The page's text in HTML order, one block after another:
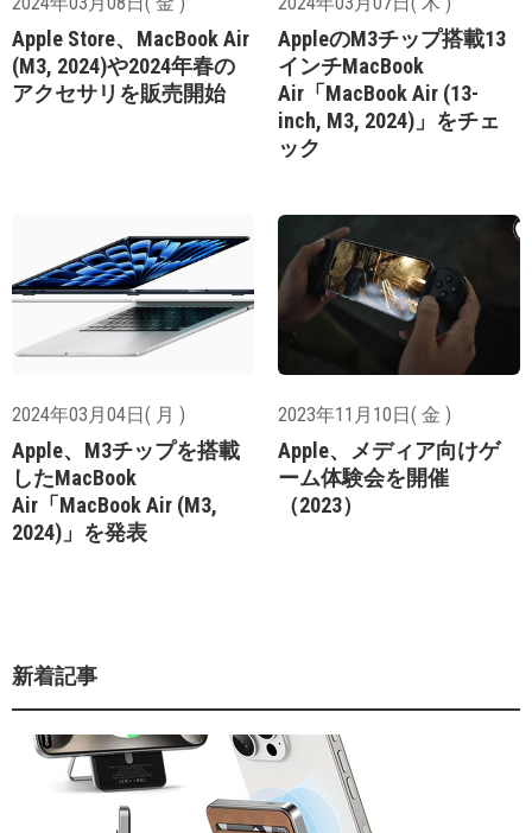
Apple Store、MacBook Air
(M3, 2024)や2024年春の
アクセサリを販売開始
AppleのM3チップ搭載13
インチMacBook
Air「MacBook Air (13-
inch, M3, 2024)」をチェ
ック
2024年03月04日( 月 )
Apple、M3チップを搭載
したMacBook
Air「MacBook Air (M3,
2024)」を発表
2023年11月10日( 金 )
Apple、メディア向けゲ
ーム体験会を開催
（2023）
新着記事